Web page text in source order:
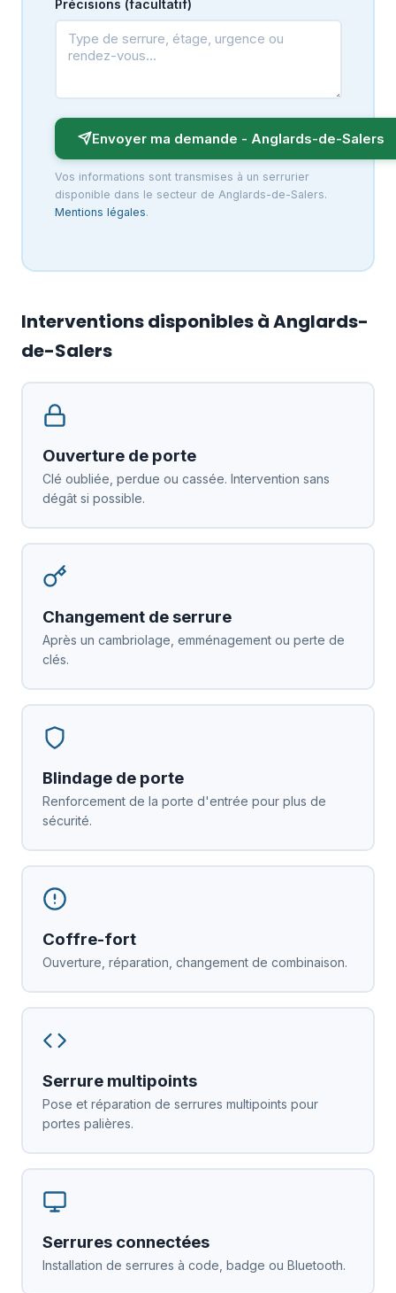
Précisions (facultatif)
Envoyer ma demande - Anglards-de-Salers
Vos informations sont transmises à un serrurier
disponible dans le secteur de Anglards-de-Salers.
Mentions légales.
Interventions disponibles à Anglards-
de-Salers
Ouverture de porte
Clé oubliée, perdue ou cassée. Intervention sans
dégât si possible.
Changement de serrure
Après un cambriolage, emménagement ou perte de
clés.
Blindage de porte
Renforcement de la porte d'entrée pour plus de
sécurité.
Coffre-fort
Ouverture, réparation, changement de combinaison.
Serrure multipoints
Pose et réparation de serrures multipoints pour
portes palières.
Serrures connectées
Installation de serrures à code, badge ou Bluetooth.